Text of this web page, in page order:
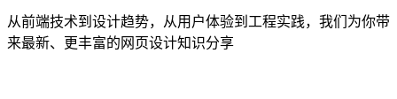
从前端技术到设计趋势，从用户体验到工程实践，我们为你带
来最新、更丰富的网页设计知识分享